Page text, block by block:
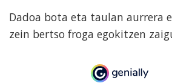
Dadoa bota eta taulan aurrera
zein bertso froga egokitzen